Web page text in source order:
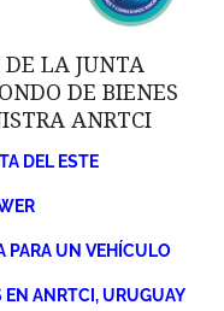
DE LA JUNTA
DE BIENES
ANRTCI
DEL ESTE
PARA UN VEHÍCULO
EN ANRTCI, URUGUAY